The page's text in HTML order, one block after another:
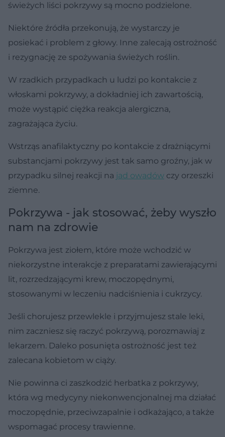
świeżych liści pokrzywy są mocno podzielone.
Niektóre źródła przekonują, że wystarczy je
posiekać i problem z głowy. Inne zalecają ostrożność
i rezygnację ze spożywania świeżych roślin.
W rzadkich przypadkach u ludzi po kontakcie z
włoskami pokrzywy, a dokładniej ich zawartością,
może wystąpić ciężka reakcja alergiczna,
zagrażająca życiu.
Wstrząs anafilaktyczny po kontakcie z drażniącymi
substancjami pokrzywy jest tak samo groźny, jak w
przypadku silnej reakcji na jad owadów czy orzeszki
ziemne.
Pokrzywa - jak stosować, żeby wyszło
nam na zdrowie
Pokrzywa jest ziołem, które może wchodzić w
niekorzystne interakcje z preparatami zawierającymi
lit, rozrzedzającymi krew, moczopędnymi,
stosowanymi w leczeniu nadciśnienia i cukrzycy.
Jeśli chorujesz przewlekle i przyjmujesz stale leki,
nim zaczniesz się raczyć pokrzywą, porozmawiaj z
lekarzem. Daleko posunięta ostrożność jest też
zalecana kobietom w ciąży.
Nie powinna ci zaszkodzić herbatka z pokrzywy,
która wg medycyny niekonwencjonalnej ma działać
moczopędnie, przeciwzapalnie i odkażająco, a także
wspomagać procesy trawienne.